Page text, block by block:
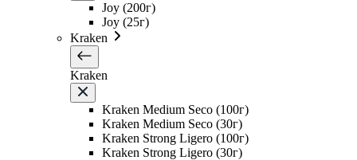
Joy (200г)
Joy (25г)
Kraken
Kraken
Kraken Medium Seco (100г)
Kraken Medium Seco (30г)
Kraken Strong Ligero (100г)
Kraken Strong Ligero (30г)